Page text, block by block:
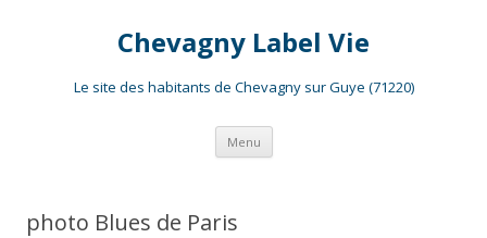
Chevagny Label Vie
Le site des habitants de Chevagny sur Guye (71220)
Menu Aller
contenu
photo Blues de Paris